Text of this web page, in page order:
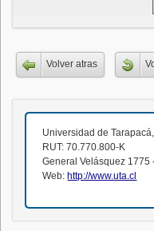
Volver atras
Universidad de
RUT: 70.770.800-K
General Velásquez
Web: http://www.uta.cl